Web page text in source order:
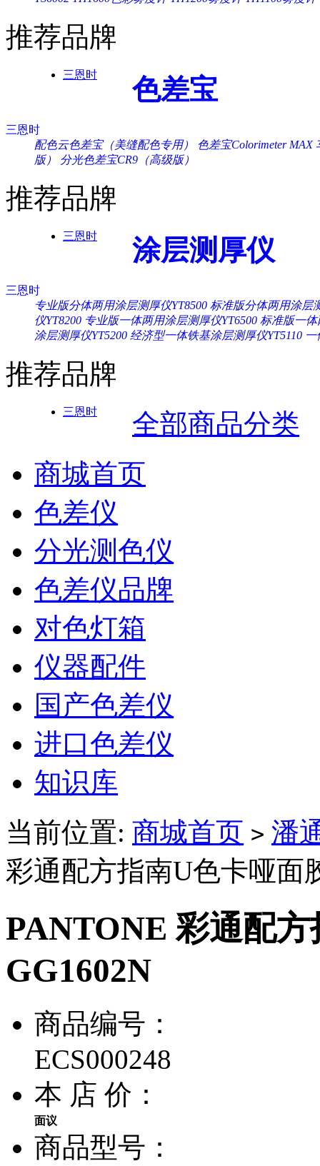
推荐品牌
三恩时 色差宝
三恩时
配色云色差宝（美缝配色专用）
色差宝Colorimeter MAX
版）
分光色差宝CR9（高级版）
推荐品牌
三恩时 涂层测厚仪
三恩时
专业版分体两用涂层测厚仪YT8500 标准版分体两用涂层
仪YT8200 专业版一体两用涂层测厚仪YT6500 标准版一体
涂层测厚仪YT5200 经济型一体铁基涂层测厚仪YT5110 一
推荐品牌
三恩时
全部商品分类
商城首页
色差仪
分光测色仪
色差仪品牌
对色灯箱
仪器配件
国产色差仪
进口色差仪
知识库
当前位置: 商城首页 > 潘
彩通配方指南U色卡哑面
PANTONE 彩通配
GG1602N
商品编号：
ECS000248
本 店 价：
面议
商品型号：